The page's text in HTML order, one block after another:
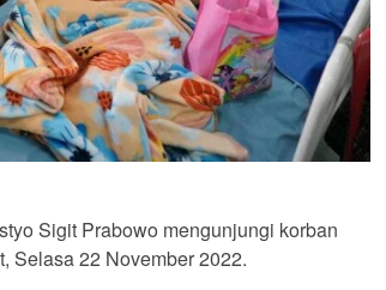
Sigit Prabowo mengunjungi korban
Selasa 22 November 2022.